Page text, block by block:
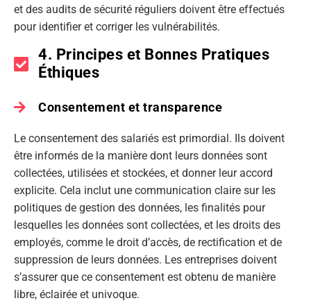
et des audits de sécurité réguliers doivent être effectués
pour identifier et corriger les vulnérabilités.
4. Principes et Bonnes Pratiques
Éthiques
Consentement et transparence
Le consentement des salariés est primordial. Ils doivent
être informés de la manière dont leurs données sont
collectées, utilisées et stockées, et donner leur accord
explicite. Cela inclut une communication claire sur les
politiques de gestion des données, les finalités pour
lesquelles les données sont collectées, et les droits des
employés, comme le droit d’accès, de rectification et de
suppression de leurs données. Les entreprises doivent
s’assurer que ce consentement est obtenu de manière
libre, éclairée et univoque.